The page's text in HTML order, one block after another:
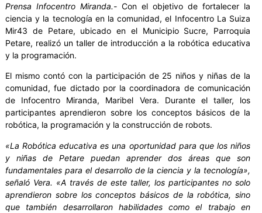
Prensa Infocentro Miranda.- Con el objetivo de fortalecer la
ciencia y la tecnología en la comunidad, el Infocentro La Suiza
Mir43 de Petare, ubicado en el Municipio Sucre, Parroquia
Petare, realizó un taller de introducción a la robótica educativa
y la programación.
El mismo contó con la participación de 25 niños y niñas de la
comunidad, fue dictado por la coordinadora de comunicación
de Infocentro Miranda, Maribel Vera. Durante el taller, los
participantes aprendieron sobre los conceptos básicos de la
robótica, la programación y la construcción de robots.
«La Robótica educativa es una oportunidad para que los niños
y niñas de Petare puedan aprender dos áreas que son
fundamentales para el desarrollo de la ciencia y la tecnología»,
señaló Vera. «A través de este taller, los participantes no solo
aprendieron sobre los conceptos básicos de la robótica, sino
que también desarrollaron habilidades como el trabajo en